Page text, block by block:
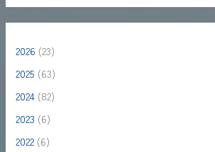
2026 (23)
2025 (63)
2024 (82)
2023 (6)
2022 (6)